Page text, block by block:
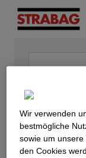
Wir verwenden
best­mögliche
sowie um
den Cookies